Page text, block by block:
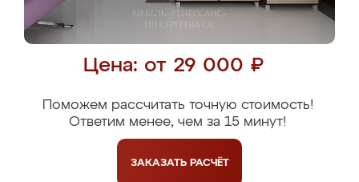
Цена: от 29 000 ₽
Поможем рассчитать точную стоимость!
Ответим менее, чем за 15 минут!
ЗАКАЗАТЬ РАСЧЁТ